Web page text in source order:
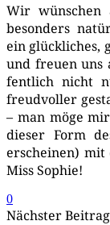
Wir wün­schen
beson­ders
ein glück­li­ches,
und freu­en uns
fent­lich nicht
freud­vol­ler
– man möge
die­ser Form
erschei­nen) mit
Miss Sophie!
0
Nächster Beitrag